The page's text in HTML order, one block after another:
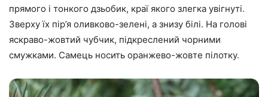
прямого і тонкого дзьобик, краї якого злегка увігнуті.
Зверху їх пір’я оливково-зелені, а знизу білі. На голові
яскраво-жовтий чубчик, підкреслений чорними
смужками. Самець носить оранжево-жовте пілотку.